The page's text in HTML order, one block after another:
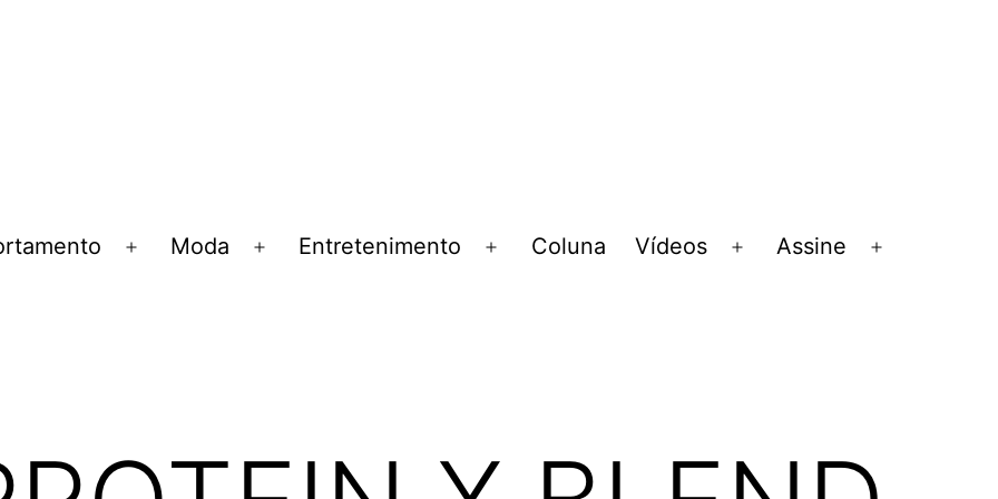
Abrir
Moda
Abrir
Entretenimento
Abrir
Coluna Vídeos
Abrir
Assine